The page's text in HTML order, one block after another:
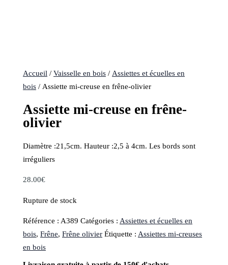
Accueil /Vaisselle en bois /Assiettes et écuelles en
bois / Assiette mi-creuse en frêne-olivier
Assiette mi-creuse en frêne-
olivier
Diamètre :21,5cm. Hauteur :2,5 à 4cm. Les bords sont
irréguliers
28.00€
Rupture de stock
Référence :A389 Catégories :Assiettes et écuelles en
bois,Frêne,Frêne olivier Étiquette :Assiettes mi-creuses
en bois